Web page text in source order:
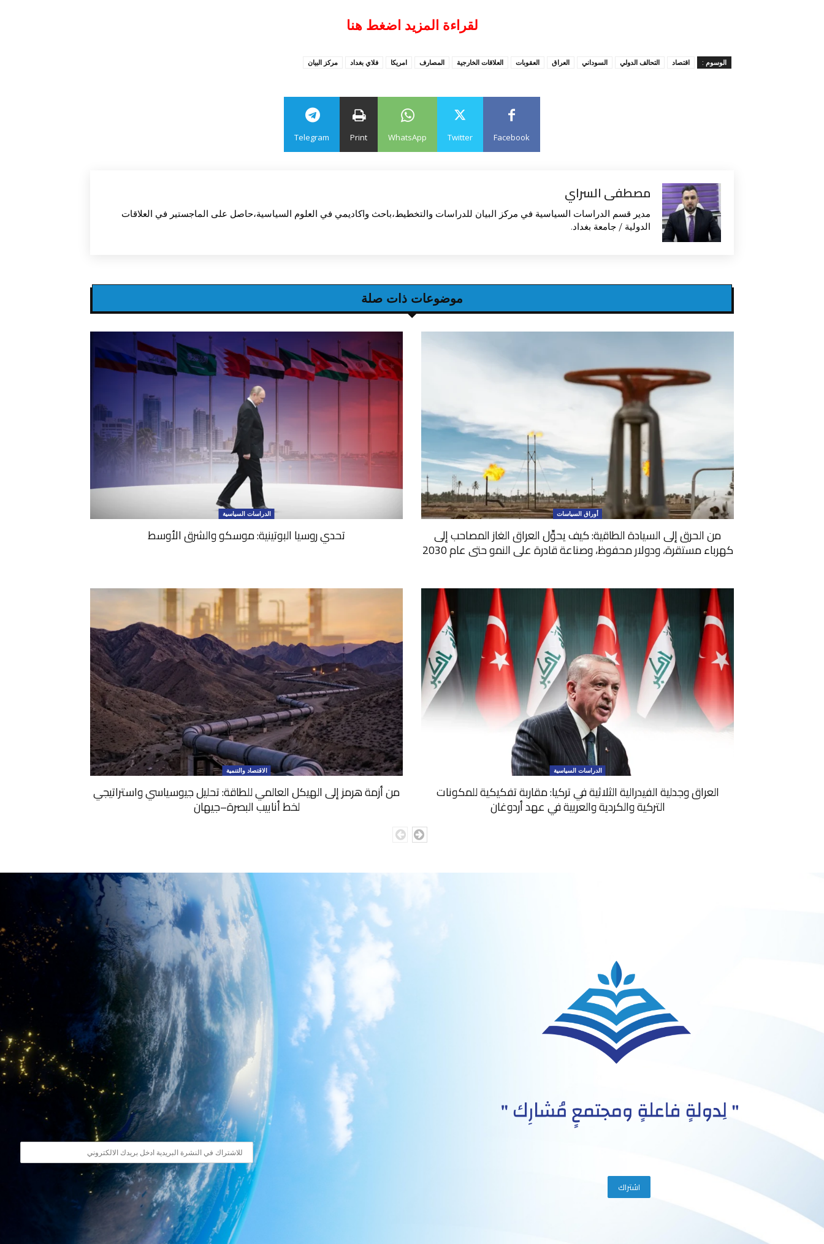
لقراءة المزيد اضغط هنا
الوسوم : اقتصاد التحالف الدولي السوداني العراق العقوبات العلاقات الخارجية المصارف امريكا فلاي بغداد مركز البيان
Facebook
Twitter
WhatsApp
Print
Telegram
مصطفى السراي
مدير قسم الدراسات السياسية في مركز البيان للدراسات والتخطيط،باحث واكاديمي في العلوم السياسية،حاصل على الماجستير في العلاقات
الدولية / جامعة بغداد.
موضوعات ذات صلة
أوراق السياسات
من الحرق إلى السيادة الطاقية: كيف يحوِّل العراق الغاز المصاحب إلى
كهرباء مستقرة، ودولار محفوظ، وصناعة قادرة على النمو حتى عام 2030
الدراسات السياسية
تحدي روسيا البوتينية: موسكو والشرق الأوسط
الدراسات السياسية
العراق وجدلية الفيدرالية الثلاثية في تركيا: مقاربة تفكيكية للمكونات
التركية والكردية والعربية في عهد أردوغان
الاقتصاد والتنمية
من أزمة هرمز إلى الهيكل العالمي للطاقة: تحليل جيوسياسي واستراتيجي
لخط أنابيب البصرة–جيهان